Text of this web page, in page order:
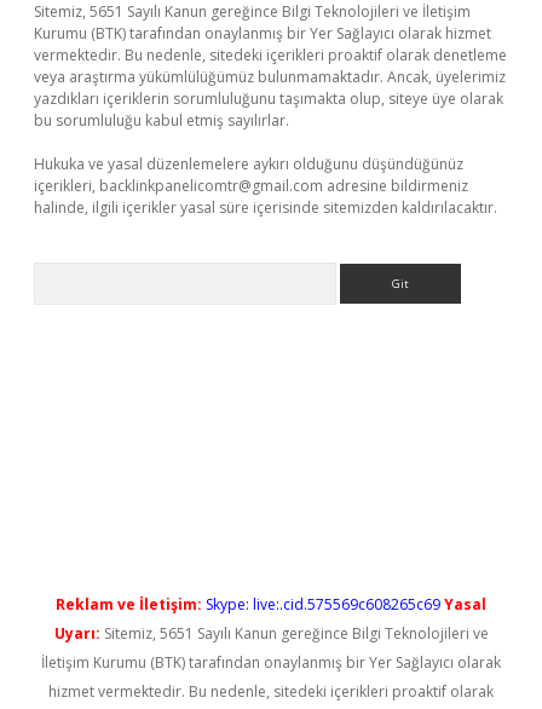
Sitemiz, 5651 Sayılı Kanun gereğince Bilgi Teknolojileri ve İletişim
Kurumu (BTK) tarafından onaylanmış bir Yer Sağlayıcı olarak hizmet
vermektedir. Bu nedenle, sitedeki içerikleri proaktif olarak denetleme
veya araştırma yükümlülüğümüz bulunmamaktadır. Ancak, üyelerimiz
yazdıkları içeriklerin sorumluluğunu taşımakta olup, siteye üye olarak
bu sorumluluğu kabul etmiş sayılırlar.
Hukuka ve yasal düzenlemelere aykırı olduğunu düşündüğünüz
içerikleri, backlinkpanelicomtr@gmail.com adresine bildirmeniz
halinde, ilgili içerikler yasal süre içerisinde sitemizden kaldırılacaktır.
Reklam ve İletişim: Skype: live:.cid.575569c608265c69Yasal
Uyarı: Sitemiz, 5651 Sayılı Kanun gereğince Bilgi Teknolojileri ve
İletişim Kurumu (BTK) tarafından onaylanmış bir Yer Sağlayıcı olarak
hizmet vermektedir. Bu nedenle, sitedeki içerikleri proaktif olarak